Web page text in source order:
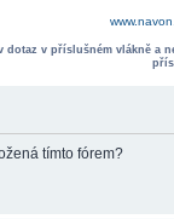
dotaz v příslušném vlákně a
tímto fórem?